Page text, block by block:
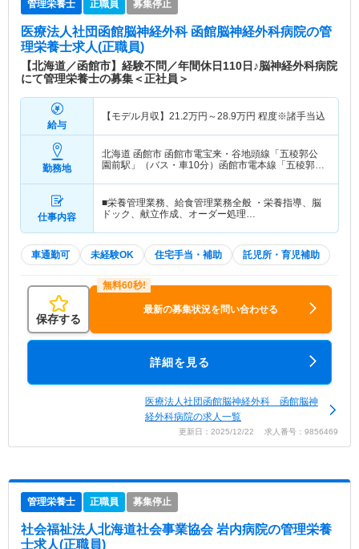
管理栄養士 正職員 募集停止
医療法人社団函館脳神経外科 函館脳神経外科病院の管
理栄養士求人(正職員)
【北海道／函館市】経験不問／年間休日110日♪脳神経外科病院
にて管理栄養士の募集＜正社員＞
給与
【モデル月収】 21.2万円～28.9万円 程度※諸手当込
勤務地
北海道 函館市 函館市電宝来・谷地頭線「五稜郭公
園前駅」（バス・車10分）函館市電本線「五稜郭公
仕事内容
■栄養管理業務、給食管理業務全般 ・栄養指導、脳
ドック、献立作成、オーダー処理…
車通勤可 未経験OK 住宅手当・補助 託児所・育児補助
保存する
最新の募集状況を問い合わせる
詳細を見る
医療法人社団函館脳神経外科 函館脳神
経外科病院の求人一覧
更新日：2025/12/22 求人番号：9856469
管理栄養士 正職員 募集停止
社会福祉法人北海道社会事業協会 岩内病院の管理栄養
士求人(正職員)